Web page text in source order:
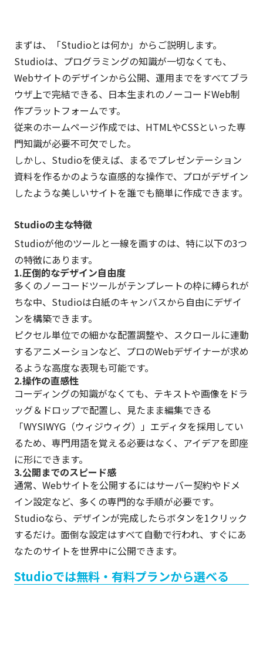
まずは、「Studioとは何か」からご説明します。
Studioは、プログラミングの知識が一切なくても、
Webサイトのデザインから公開、運用までをすべてブラ
ウザ上で完結できる、日本生まれのノーコードWeb制
作プラットフォームです。
従来のホームページ作成では、HTMLやCSSといった専
門知識が必要不可欠でした。
しかし、Studioを使えば、まるでプレゼンテーション
資料を作るかのような直感的な操作で、プロがデザイン
したような美しいサイトを誰でも簡単に作成できます。
Studioの主な特徴
Studioが他のツールと一線を画すのは、特に以下の3つ
の特徴にあります。
1.圧倒的なデザイン自由度
多くのノーコードツールがテンプレートの枠に縛られが
ちな中、Studioは白紙のキャンバスから自由にデザイ
ンを構築できます。
ピクセル単位での細かな配置調整や、スクロールに連動
するアニメーションなど、プロのWebデザイナーが求め
るような高度な表現も可能です。
2.操作の直感性
コーディングの知識がなくても、テキストや画像をドラ
ッグ＆ドロップで配置し、見たまま編集できる
「WYSIWYG（ウィジウィグ）」エディタを採用してい
るため、専門用語を覚える必要はなく、アイデアを即座
に形にできます。
3.公開までのスピード感
通常、Webサイトを公開するにはサーバー契約やドメ
イン設定など、多くの専門的な手順が必要です。
Studioなら、デザインが完成したらボタンを1クリック
するだけ。面倒な設定はすべて自動で行われ、すぐにあ
なたのサイトを世界中に公開できます。
Studioでは無料・有料プランから選べる